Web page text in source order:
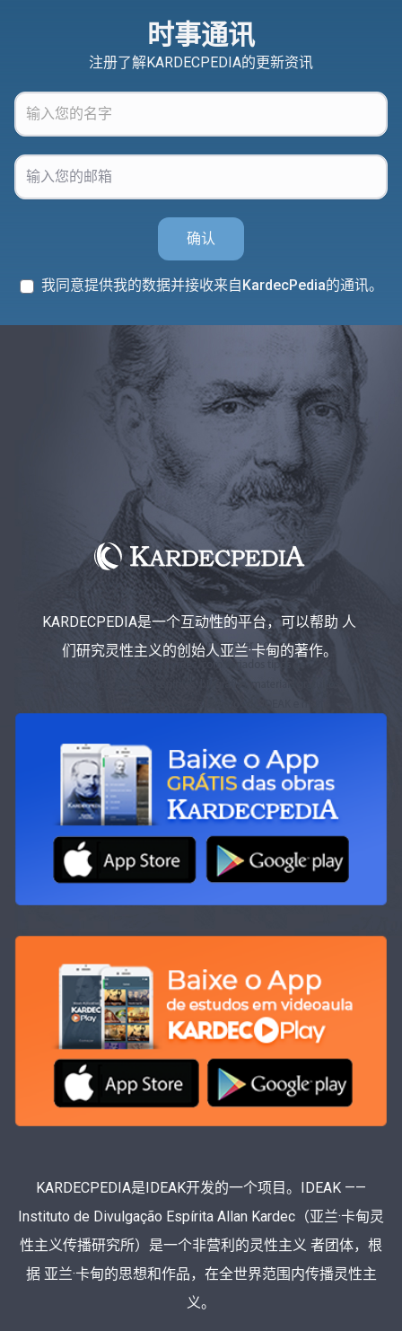
时事通讯
注册了解KARDECPEDIA的更新资讯
确认
我同意提供我的数据并接收来自KardecPedia的通讯。
KARDECPEDIA是一个互动性的平台，可以帮助 人
们研究灵性主义的创始人亚兰·卡甸的著作。
KARDECPEDIA是IDEAK开发的一个项目。IDEAK ——
Instituto de Divulgação Espírita Allan Kardec（亚兰·卡甸灵
性主义传播研究所）是一个非营利的灵性主义 者团体，根
据 亚兰·卡甸的思想和作品，在全世界范围内传播灵性主
义。